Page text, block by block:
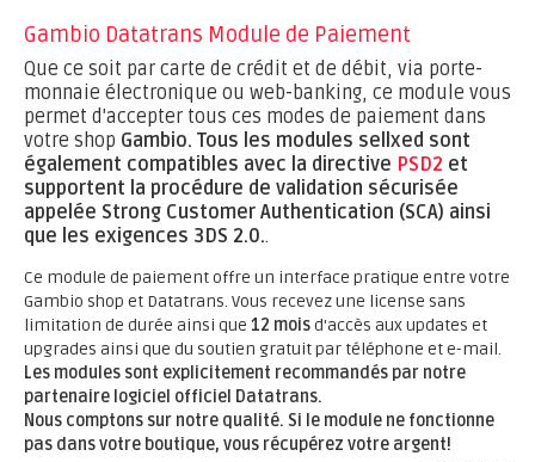
Gambio Datatrans Module de Paiement
Que ce soit par carte de crédit et de débit, via porte-
monnaie électronique ou web-banking, ce module vous
permet d'accepter tous ces modes de paiement dans
votre shop Gambio. Tous les modules sellxed sont
également compatibles avec la directive PSD2 et
supportent la procédure de validation sécurisée
appelée Strong Customer Authentication (SCA) ainsi
que les exigences 3DS 2.0..
Ce module de paiement offre un interface pratique entre votre
Gambio shop et Datatrans. Vous recevez une license sans
limitation de durée ainsi que 12 moisd'accès aux updates et
upgrades ainsi que du soutien gratuit par téléphone et e-mail.
Les modules sont explicitement recommandés par notre
partenaire logiciel officiel Datatrans.
Nous comptons sur notre qualité. Si le module ne fonctionne
pas dans votre boutique, vous récupérez votre argent!